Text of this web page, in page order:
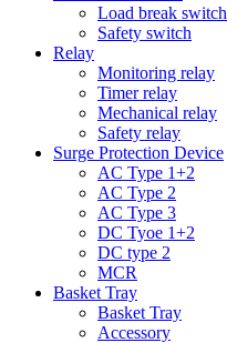
Load break switch
Safety switch
Relay
Monitoring relay
Timer relay
Mechanical relay
Safety relay
Surge Protection Device
AC Type 1+2
AC Type 2
AC Type 3
DC Tyoe 1+2
DC type 2
MCR
Basket Tray
Basket Tray
Accessory